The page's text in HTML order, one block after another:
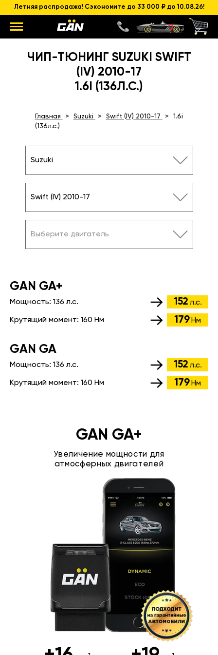
Летняя распродажа! Сэкономите до 33 000 ₽ до 10.08.26!
ЧИП-ТЮНИНГ SUZUKI SWIFT
(IV) 2010-17
1.6I (136Л.С.)
Главная Suzuki Swift (IV) 2010-17
1.6i
(136л.с.)
Suzuki
Swift (IV) 2010-17
Выберите двигатель
GАN GA+
Мощность: 136 л.с. 152 л.с.
Крутящий момент: 160 Нм 179 Нм
GАN GA
Мощность: 136 л.с. 152 л.с.
Крутящий момент: 160 Нм 179 Нм
GAN GA+
Увеличение мощности для
атмосферных двигателей